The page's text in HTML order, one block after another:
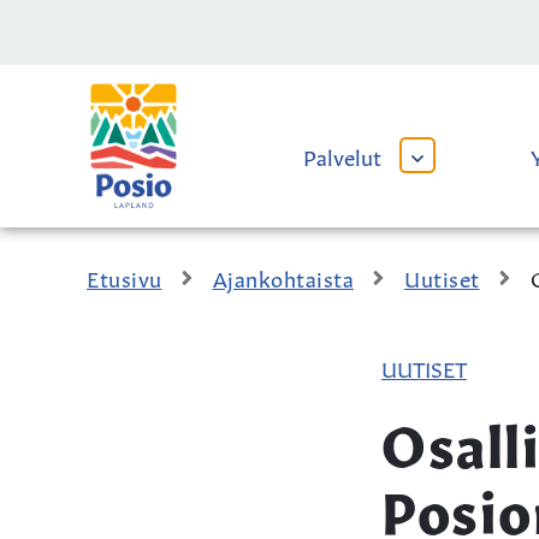
Kaupungin
logo
Palvelut
AVAA
ALAVALIKKO
Etusivu Ajankohtaista Uutiset
UUTISET